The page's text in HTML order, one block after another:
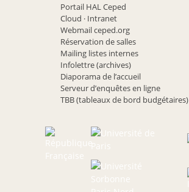
Portail HAL Ceped
Cloud ·Intranet
Webmail ceped.org
Réservation de salles
Mailing listes internes
Infolettre (archives)
Diaporama de l’accueil
Serveur d’enquêtes en ligne
TBB (tableaux de bord budgétaires)